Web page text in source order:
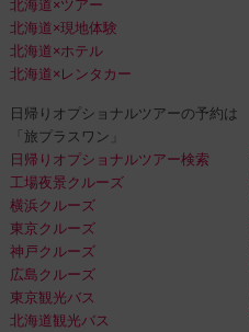
北海道×ツアー
北海道×現地体験
北海道×ホテル
北海道×レンタカー
日帰りオプショナルツアーの予約は
「旅プラスワン」
日帰りオプショナルツアー検索
工場夜景クルーズ
横浜クルーズ
東京クルーズ
神戸クルーズ
広島クルーズ
東京観光バス
北海道観光バス